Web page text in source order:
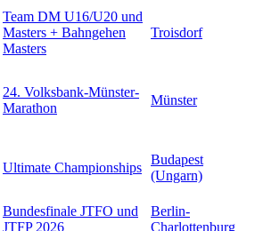
Team DM U16/U20 und
Masters + Bahngehen
Masters
Troisdorf
24. Volksbank-Münster-
Marathon
Münster
Ultimate Championships
Budapest
(Ungarn)
Bundesfinale JTFO und
JTFP 2026
Berlin-
Charlottenburg